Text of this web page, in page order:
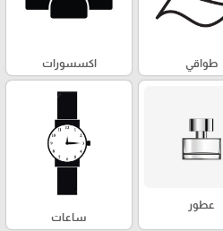
طواقي اكسسورات
عطور
ساعات